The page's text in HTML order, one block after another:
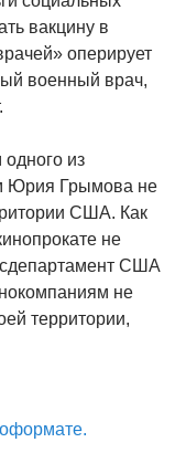
вакцину в
оперирует
военный врач,
одного из
Юрия Грымова не
США. Как
не
США
не
территории,